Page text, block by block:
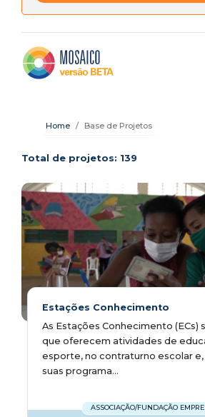
Home Base de Projetos
Total de projetos: 139
Estações Conhecimento
As Estações Conhecimento (ECs)
que oferecem atividades de
esporte, no contraturno escolar
suas programa...
ASSOCIAÇÃO/FUNDAÇÃO